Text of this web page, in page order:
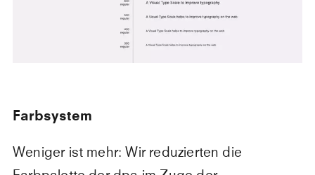
Farbsystem
Weniger ist mehr: Wir reduzierten die